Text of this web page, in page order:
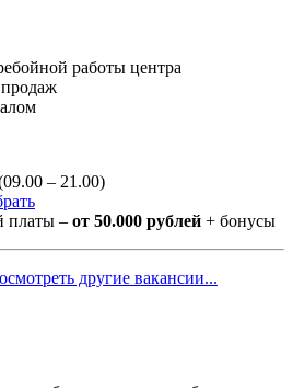
работы центра
– 21.00)
платы – от 50.000 рублей + бонусы
другие вакансии...